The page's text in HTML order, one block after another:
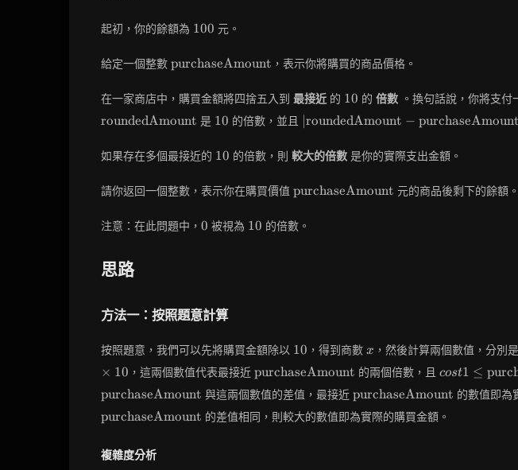
起初，你的餘額為 100
100 元。
給定一個整數 \text{purchaseAmount}
purchaseAmount ，表示你將購買的商品價格。
在一家商店中，購買金額將四捨五入到 最接近 的 10
10 的 倍數 。換句話說，你將支付
roundedAmount 是 10
10 的倍數，並且 |\text{roundedAmount}
\text{purchaseAmount}|
roundedAmount − purchaseAmount
如果存在多個最接近的 10
10 的倍數，則 較大的倍數 是你的實際支出金額。
請你返回一個整數，表示你在購買價值 \text{purchaseAmount}
purchaseAmount 元的商品後剩下的餘額。
注意：在此問題中， 0
0 被視為 10
10 的倍數。
思路
方法一：按照題意計算
按照題意，我們可以先將購買金額除以 10
10 ，得到商數 x
x ，然後計算兩個數值，分別是
× 10 ，這兩個數值代表最接近 \text{purchaseAmount}
purchaseAmount 的兩個倍數，且 cost1 \leq
< cost2
cost1 ≤
purchaseAmount 與這兩個數值的差值，最接近 \text{purchaseAmount}
purchaseAmount 的數值即為
purchaseAmount 的差值相同，則較大的數值即為實際的購買金額。
複雜度分析